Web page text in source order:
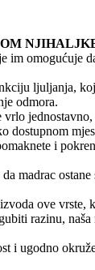
im omogućuje
ljuljanja,
odmora.
jednostavno,
dostupnom
i
madrac
ove vrste,
razinu, naša
i ugodno